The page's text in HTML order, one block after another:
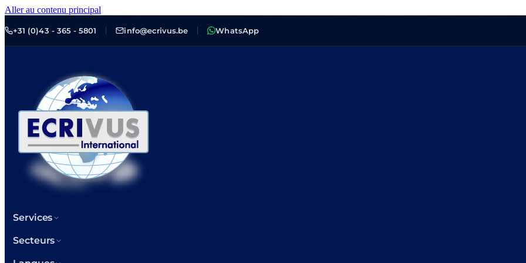
Aller au contenu principal
+31 (0)43 - 365 - 5801 info@ecrivus.be WhatsApp
Services
Secteurs